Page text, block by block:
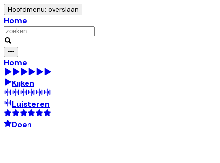
Hoofdmenu: overslaan
Home
Home
Kijken
Luisteren
Doen